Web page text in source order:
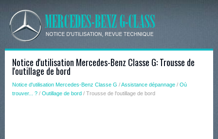
Notice d'utilisation Mercedes-Benz Classe G: Trousse de
l'outillage de bord
Notice d'utilisation Mercedes-Benz Classe G /Assistance dépannage / Où
trouver... ? / Outillage de bord / Trousse de l'outillage de bord